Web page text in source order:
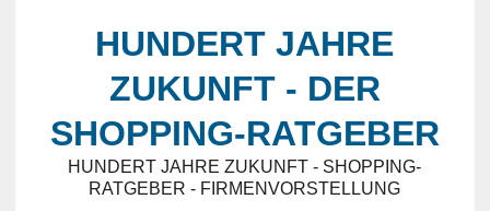
HUNDERT JAHRE
ZUKUNFT - DER
SHOPPING-RATGEBER
HUNDERT JAHRE ZUKUNFT - SHOPPING-
RATGEBER - FIRMENVORSTELLUNG